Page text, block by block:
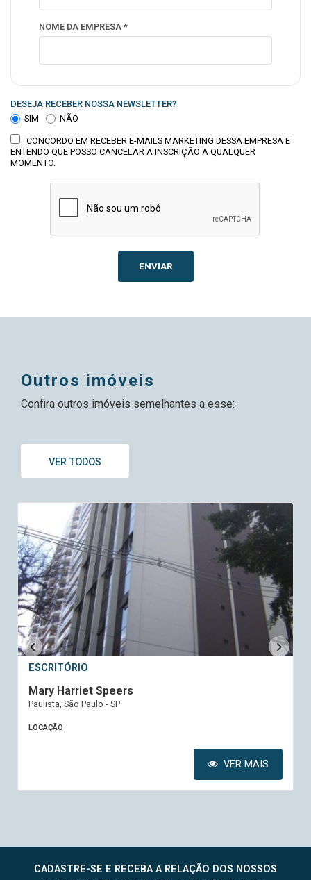
NOME DA EMPRESA *
DESEJA RECEBER NOSSA NEWSLETTER?
SIM
NÃO
CONCORDO EM RECEBER E-MAILS MARKETING DESSA EMPRESA E
ENTENDO QUE POSSO CANCELAR A INSCRIÇÃO A QUALQUER
MOMENTO.
ENVIAR
outros imóveis
Confira outros imóveis semelhantes a esse:
VER TODOS
ESCRITÓRIO
Mary Harriet Speers
Paulista, São Paulo - SP
LOCAÇÃO
VER MAIS
CADASTRE-SE E RECEBA A RELAÇÃO DOS NOSSOS